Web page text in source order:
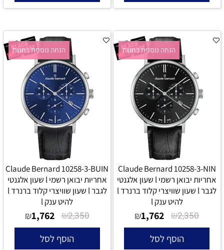
הנחה נוספת בחנות
Claude Bernard 10258-3-NIN
אחריות יבואן רשמי l שעון אלגנטי
לגבר l שעון שוויצרי קלוד ברנרד l
להיט ענק l
₪2,350
₪1,762
הוסף לסל
הנחה נוספת בחנות
Claude Bernard 10258-3-BUIN
אחריות יבואן רשמי l שעון אלגנטי
לגבר l שעון שוויצרי קלוד ברנרד l
להיט ענק l
₪2,350
₪1,762
הוסף לסל